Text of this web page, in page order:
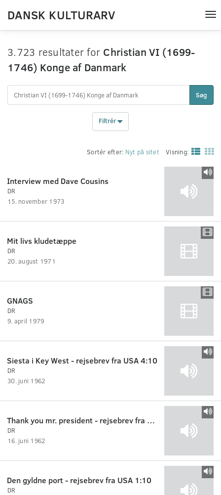
DANSK KULTURARV
3.723 resultater for Christian VI (1699-
1746) Konge af Danmark
Søg
Filtrér
Sortér efter: Nyt på sitet Visning:
Interview med Dave Cousins
DR
15. november 1973
Mit livs kludetæppe
DR
20. august 1971
GNAGS
DR
9. april 1979
Siesta i Key West - rejsebrev fra USA 4:10
DR
30. juni 1962
Thank you mr. president - rejsebrev fra USA 2:10
DR
16. juni 1962
Den gyldne port - rejsebrev fra USA 1:10
DR